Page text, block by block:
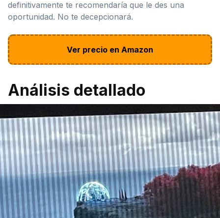
definitivamente te recomendaría que le des una
oportunidad. No te decepcionará.
Ver precio en Amazon
Análisis detallado